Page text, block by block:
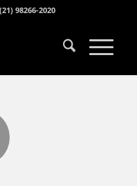
98266-2020